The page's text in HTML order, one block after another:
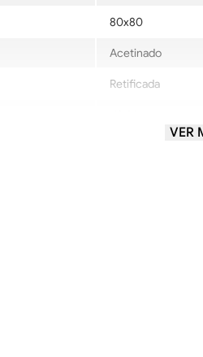
80x80
Acetinado
Retificada
VER